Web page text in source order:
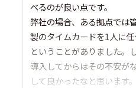
べるのが良い点です。
弊社の場合、ある拠点では
製のタイムカードを1人に
ということがありました。
導入してからはその不安が
して良かったなと思います。